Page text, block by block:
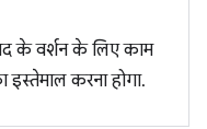
के वर्शन के लिए काम
करना होगा.